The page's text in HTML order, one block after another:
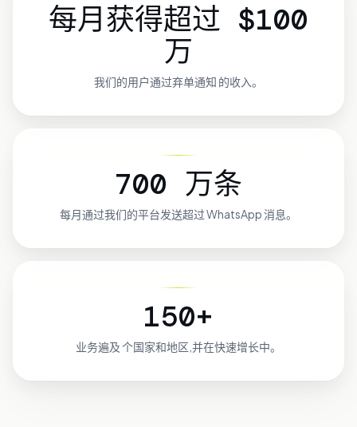
每月获得超过 $100
万
我们的用户通过弃单通知 的收入。
700 万条
每月通过我们的平台发送超过WhatsApp 消息。
150+
业务遍及个国家和地区,并在快速增长中。